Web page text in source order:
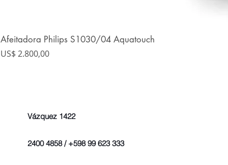
Afeitadora Philips S1030/04 Aquatouch
Precio
US$ 2.800,00
Vázquez 1422
2400 4858 / +598 99 623 333